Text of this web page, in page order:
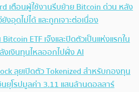
เตือนผู้ใช้งานรีบย้าย Bitcoin ด่วน หลัง
งอุดไม่ได้ และถูกเจาะต่อเนื่อง
ETF เจ๊งและปิดตัวเป็นแห่งแรกใน
งเงินทุนไหลออกไปฝั่ง AI
ลุยเปิดตัว Tokenized สำหรับกองทุน
ยุโรปมูลค่า 3.11 แสนล้านดอลลาร์